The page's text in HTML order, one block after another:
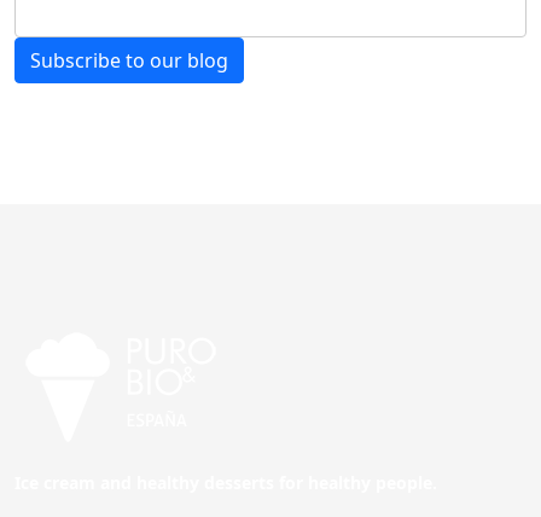
Subscribe to our blog